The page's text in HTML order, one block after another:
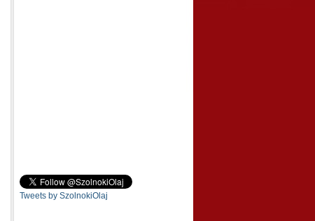
Tweets by SzolnokiOlaj